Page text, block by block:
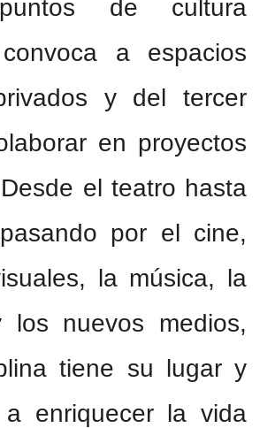
de cultura
a espacios
y del tercer
en proyectos
el teatro hasta
por el cine,
la música, la
los nuevos medios,
tiene su lugar y
a enriquecer la vida